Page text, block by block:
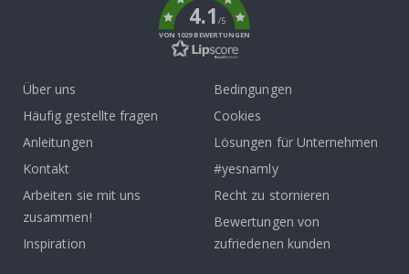
4.1/5
VON 1029 BEWERTUNGEN
Über uns
Häufig gestellte fragen
Anleitungen
Kontakt
Arbeiten sie mit uns
zusammen!
Inspiration
Bedingungen
Cookies
Lösungen für Unternehmen
#yesnamly
Recht zu stornieren
Bewertungen von
zufriedenen kunden